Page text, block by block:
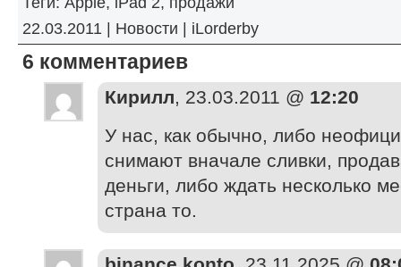
22.03.2011 | Новости | iLorderby
6 комментариев
Кирилл, 23.03.2011 @ 12:20
У нас, как обычно, либо
снимают вначале сливки,
деньги, либо ждать несколько
страна то.